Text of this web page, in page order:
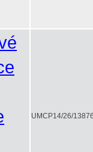
UMCP14/26/